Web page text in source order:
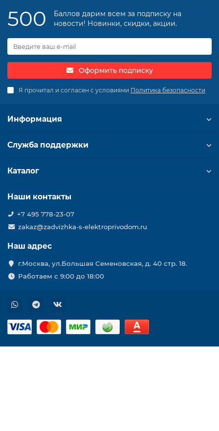
500
Баллов дарим всем за подписку на
новости! Новинки, скидки, акции.
Оформить подписку
Я прочитал и согласен с условиями Политика безопасности
Информация
Служба поддержки
Каталог
Наши контакты
+7 495 778-23-07
zakaz@zadvizhka-s-elektroprivodom.ru
Наш адрес
г.Москва, ул.Большая Семеновская, д. 40 стр. 18.
Работаем с 9:00 до 18:00